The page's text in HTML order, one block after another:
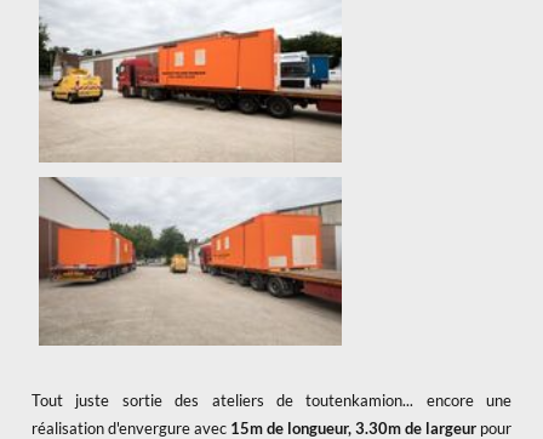
Tout juste sortie des ateliers de toutenkamion... encore une
réalisation d'envergure avec 15m de longueur, 3.30m de largeur pour